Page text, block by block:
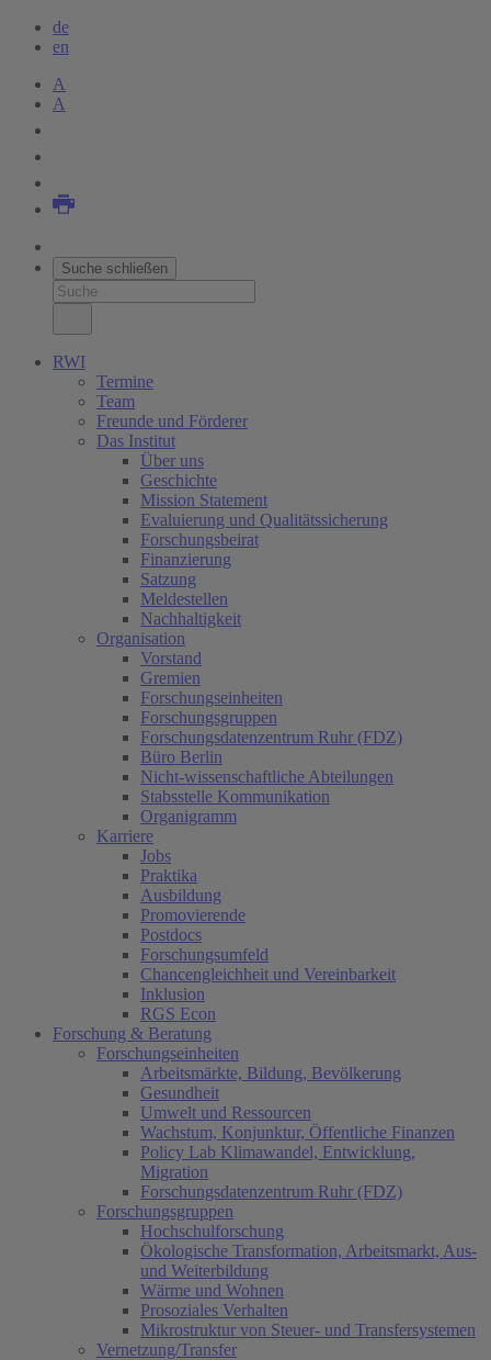
de
en
A
A
Suche schließen
RWI
Termine
Team
Freunde und Förderer
Das Institut
Über uns
Geschichte
Mission Statement
Evaluierung und Qualitätssicherung
Forschungsbeirat
Finanzierung
Satzung
Meldestellen
Nachhaltigkeit
Organisation
Vorstand
Gremien
Forschungseinheiten
Forschungsgruppen
Forschungsdatenzentrum Ruhr (FDZ)
Büro Berlin
Nicht-wissenschaftliche Abteilungen
Stabsstelle Kommunikation
Organigramm
Karriere
Jobs
Praktika
Ausbildung
Promovierende
Postdocs
Forschungsumfeld
Chancengleichheit und Vereinbarkeit
Inklusion
RGS Econ
Forschung & Beratung
Forschungseinheiten
Arbeitsmärkte, Bildung, Bevölkerung
Gesundheit
Umwelt und Ressourcen
Wachstum, Konjunktur, Öffentliche Finanzen
Policy Lab Klimawandel, Entwicklung,
Migration
Forschungsdatenzentrum Ruhr (FDZ)
Forschungsgruppen
Hochschulforschung
Ökologische Transformation, Arbeitsmarkt, Aus-
und Weiterbildung
Wärme und Wohnen
Prosoziales Verhalten
Mikrostruktur von Steuer- und Transfersystemen
Vernetzung/Transfer